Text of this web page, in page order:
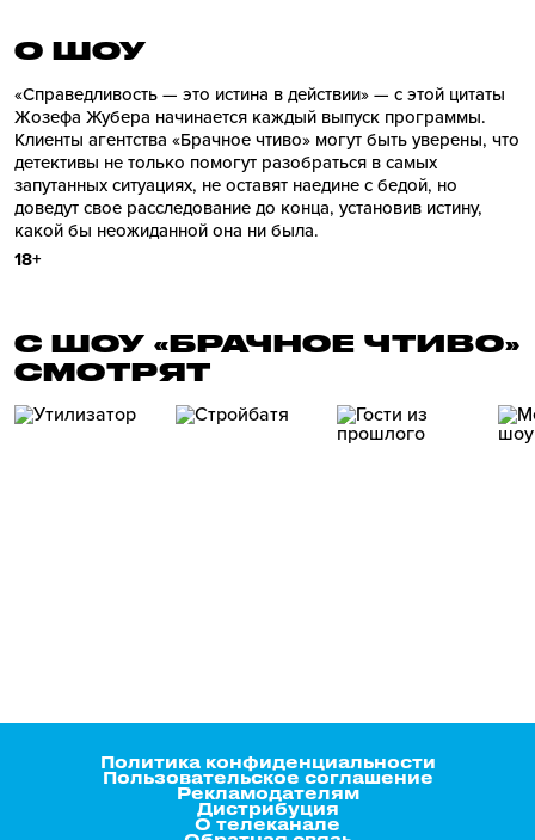
О ШОУ
«Справедливость — это истина в действии» — с этой цитаты
Жозефа Жубера начинается каждый выпуск программы.
Клиенты агентства «Брачное чтиво» могут быть уверены, что
детективы не только помогут разобраться в самых
запутанных ситуациях, не оставят наедине с бедой, но
доведут свое расследование до конца, установив истину,
какой бы неожиданной она ни была.
18+
С ШОУ «БРАЧНОЕ ЧТИВО»
СМОТРЯТ
Политика конфиденциальности
Пользовательское соглашение
Рекламодателям
Дистрибуция
О телеканале